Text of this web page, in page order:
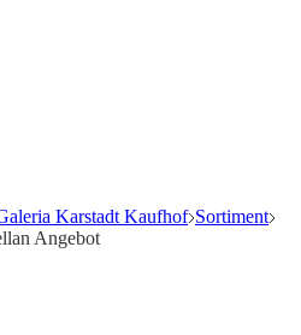
Karstadt Kaufhof Sortiment
Angebot